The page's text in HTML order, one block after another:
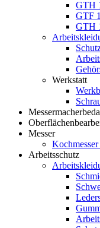
GTH
GTF
GTH
Werkstatt
Messer
Arbeitsschutz